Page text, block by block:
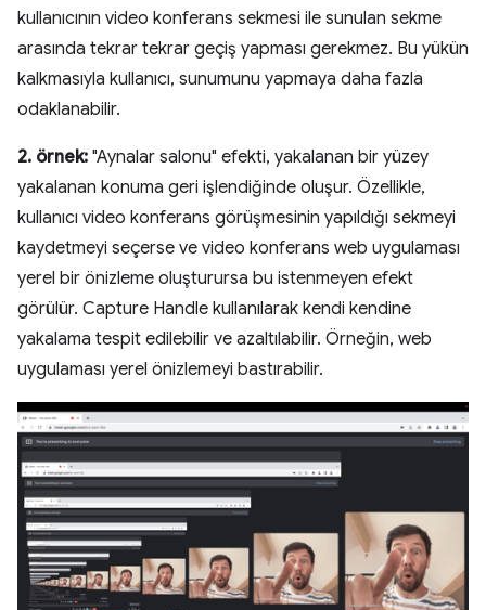
kullanıcının video konferans sekmesi ile sunulan sekme
arasında tekrar tekrar geçiş yapması gerekmez. Bu yükün
kalkmasıyla kullanıcı, sunumunu yapmaya daha fazla
odaklanabilir.
2. örnek: "Aynalar salonu" efekti, yakalanan bir yüzey
yakalanan konuma geri işlendiğinde oluşur. Özellikle,
kullanıcı video konferans görüşmesinin yapıldığı sekmeyi
kaydetmeyi seçerse ve video konferans web uygulaması
yerel bir önizleme oluşturursa bu istenmeyen efekt
görülür. Capture Handle kullanılarak kendi kendine
yakalama tespit edilebilir ve azaltılabilir. Örneğin, web
uygulaması yerel önizlemeyi bastırabilir.